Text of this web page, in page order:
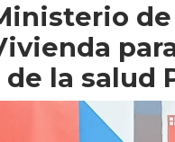
la salud